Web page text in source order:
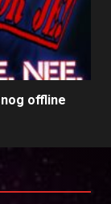
offline